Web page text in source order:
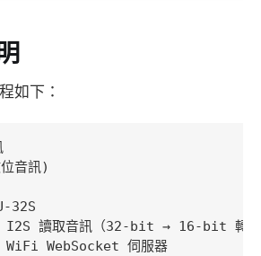
如下：
音訊)
32S
讀取音訊（32-bit → 16-bit 轉
WiFi WebSocket 伺服器